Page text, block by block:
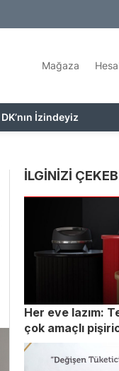
Mağaza
DK’nın İzindeyiz
İLGİNİZİ
Her eve lazım:
çok amaçlı